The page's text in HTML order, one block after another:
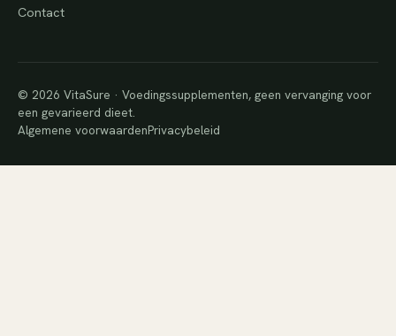
Contact
© 2026 VitaSure · Voedingssupplementen, geen vervanging voor
een gevarieerd dieet.
Algemene voorwaardenPrivacybeleid